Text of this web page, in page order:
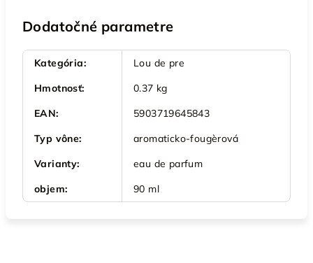
Dodatočné parametre
Kategória:
Lou de pre
Hmotnosť:
0.37 kg
EAN:
5903719645843
Typ vône:
aromaticko-fougèrová
Varianty:
eau de parfum
objem: 90 ml